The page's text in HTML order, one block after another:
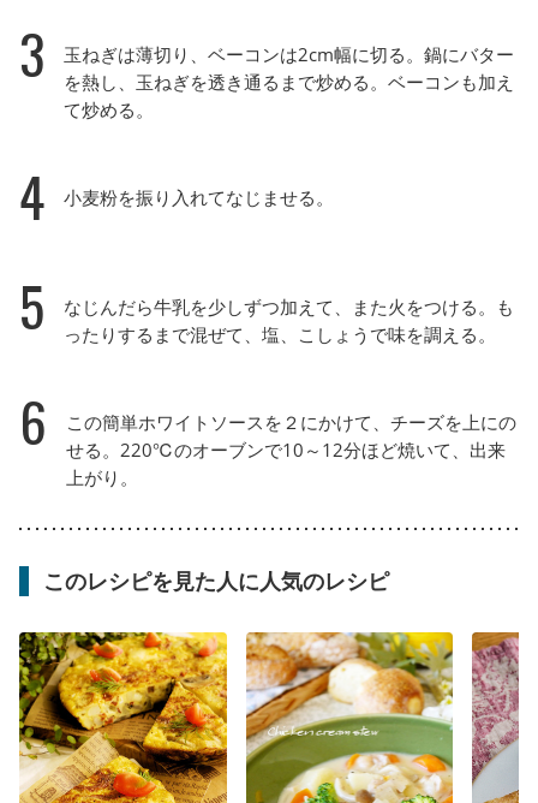
3
玉ねぎは薄切り、ベーコンは2cm幅に切る。鍋にバター
を熱し、玉ねぎを透き通るまで炒める。ベーコンも加え
て炒める。
4 小麦粉を振り入れてなじませる。
5
なじんだら牛乳を少しずつ加えて、また火をつける。も
ったりするまで混ぜて、塩、こしょうで味を調える。
6
この簡単ホワイトソースを２にかけて、チーズを上にの
せる。220℃のオーブンで10～12分ほど焼いて、出来
上がり。
このレシピを見た人に人気のレシピ